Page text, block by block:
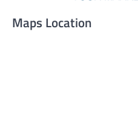
Maps Location